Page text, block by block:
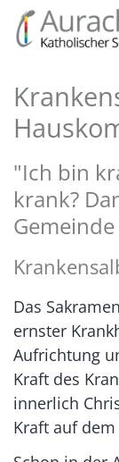
Zum Inhalt
"Ich bin
krank?
Gemeinde
Das
ernster
Aufrichtung
Kraft des
innerlich
Kraft auf